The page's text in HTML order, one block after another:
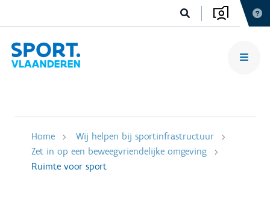
Home
Wij helpen bij sportinfrastructuur
Zet in op een beweegvriendelijke omgeving
Ruimte voor sport